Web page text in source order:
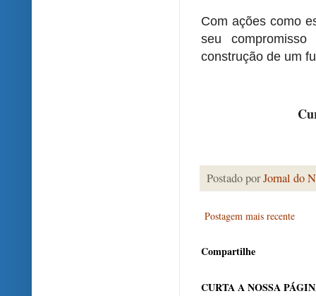
Com ações como
seu
construção de um
Postado porJornal do
Postagem mais recente
Compartilhe
CURTA A NOSSA